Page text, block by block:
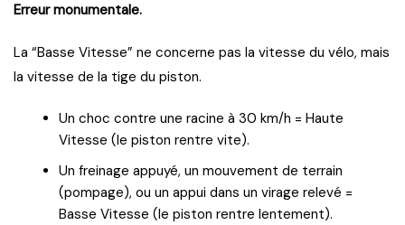
Erreur monumentale.
La “Basse Vitesse” ne concerne pas la vitesse du vélo, mais
la vitesse de la tige du piston.
Un choc contre une racine à 30 km/h = Haute
Vitesse (le piston rentre vite).
Un freinage appuyé, un mouvement de terrain
(pompage), ou un appui dans un virage relevé =
Basse Vitesse (le piston rentre lentement).